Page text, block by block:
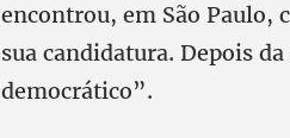
encontrou, em São Paulo,
sua candidatura. Depois
democrático”.